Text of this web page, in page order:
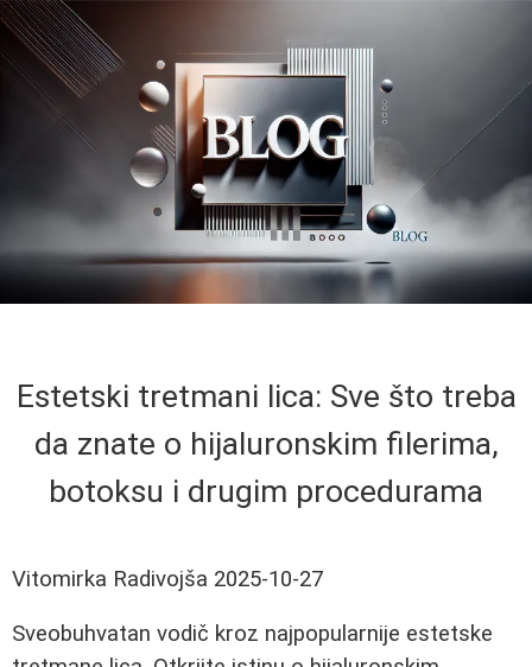
Estetski tretmani lica: Sve što treba
da znate o hijaluronskim filerima,
botoksu i drugim procedurama
Vitomirka Radivojša 2025-10-27
Sveobuhvatan vodič kroz najpopularnije estetske